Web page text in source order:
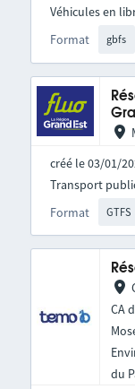
Format gbfs
Véhicules en
créé le 03/01/
Format GTFS
Transport
CA
du